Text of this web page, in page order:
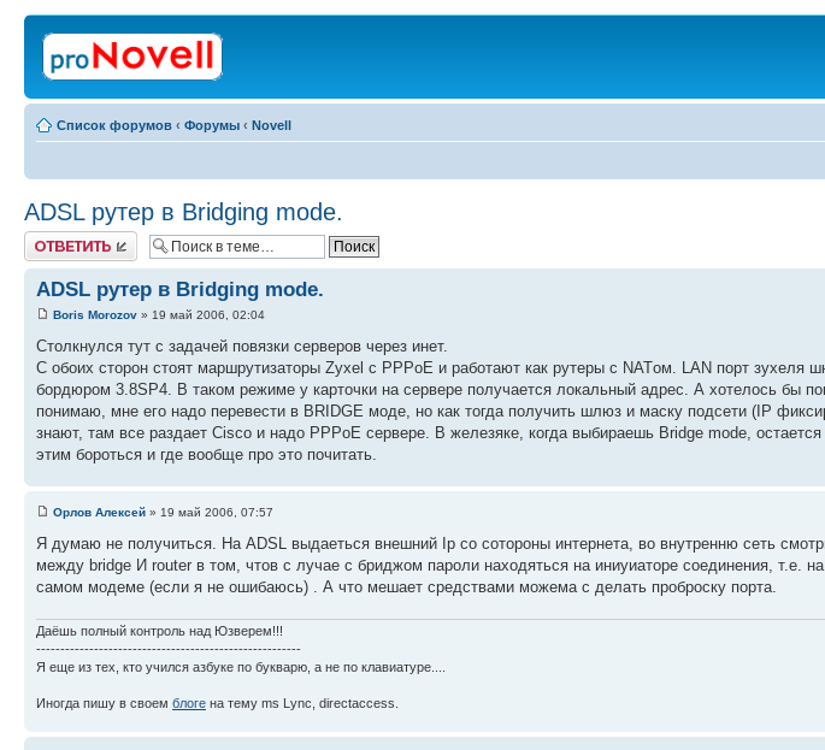
Список форумов ‹ Форумы ‹ Novell
ADSL рутер в Bridging mode.
Ответить
ADSL рутер в Bridging mode.
Boris Morozov » 19 май 2006, 02:04
Столкнулся тут с задачей повязки серверов через инет.
С обоих сторон стоят маршрутизаторы Zyxel с PPPoE и работают как рутеры с NATом. LAN порт зухеля
бордюром 3.8SP4. В таком режиме у карточки на сервере получается локальный адрес. А хотелось бы
понимаю, мне его надо перевести в BRIDGE моде, но как тогда получить шлюз и маску подсети (IP
знают, там все раздает Cisco и надо PPPoE сервере. В железяке, когда выбираешь Bridge mode,
этим бороться и где вообще про это почитать.
Орлов Алексей » 19 май 2006, 07:57
Я думаю не получиться. На ADSL выдаеться внешний Ip со сотороны интернета, во внутренню сеть
между bridge И router в том, чтов с лучае с бриджом пароли находяться на иниуиаторе соединения, т.е.
самом модеме (если я не ошибаюсь) . А что мешает средствами можема с делать проброску порта.
Даёшь полный контроль над Юзверем!!!
-------------------------------------------------------
Я еще из тех, кто учился азбуке по букварю, а не по клавиатуре....
Иногда пишу в своем блоге на тему ms Lync, directaccess.